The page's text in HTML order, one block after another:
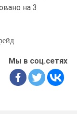
на 3
Мы в соц.сетях